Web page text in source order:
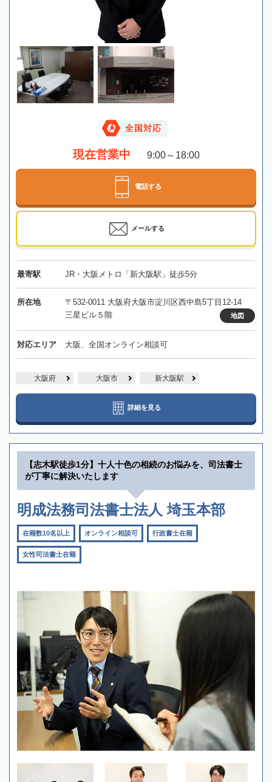
全国対応
現在営業中 9:00～18:00
電話する
メールする
最寄駅 JR・大阪メトロ「新大阪駅」徒歩5分
所在地
〒532-0011 大阪府大阪市淀川区西中島5丁目12-14
三星ビル５階
地図
対応エリア 大阪、全国オンライン相談可
大阪府 大阪市 新大阪駅
詳細を見る
【志木駅徒歩1分】十人十色の相続のお悩みを、司法書士
が丁寧に解決いたします
明成法務司法書士法人 埼玉本部
在籍数10名以上 オンライン相談可 行政書士在籍
女性司法書士在籍